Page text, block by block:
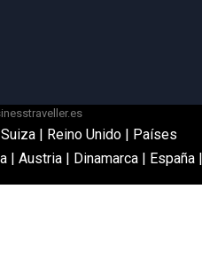
Suiza| Reino Unido| Países
| Austria | Dinamarca | España